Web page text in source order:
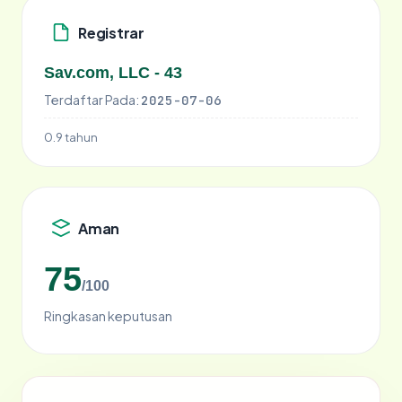
Registrar
Sav.com, LLC - 43
Terdaftar Pada: 2025-07-06
0.9 tahun
Aman
75/100
Ringkasan keputusan